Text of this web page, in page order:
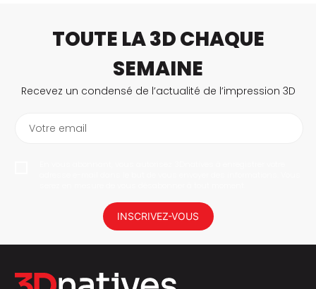
TOUTE LA 3D CHAQUE
SEMAINE
Recevez un condensé de l’actualité de l’impression 3D
Votre email
INSCRIVEZ-VOUS